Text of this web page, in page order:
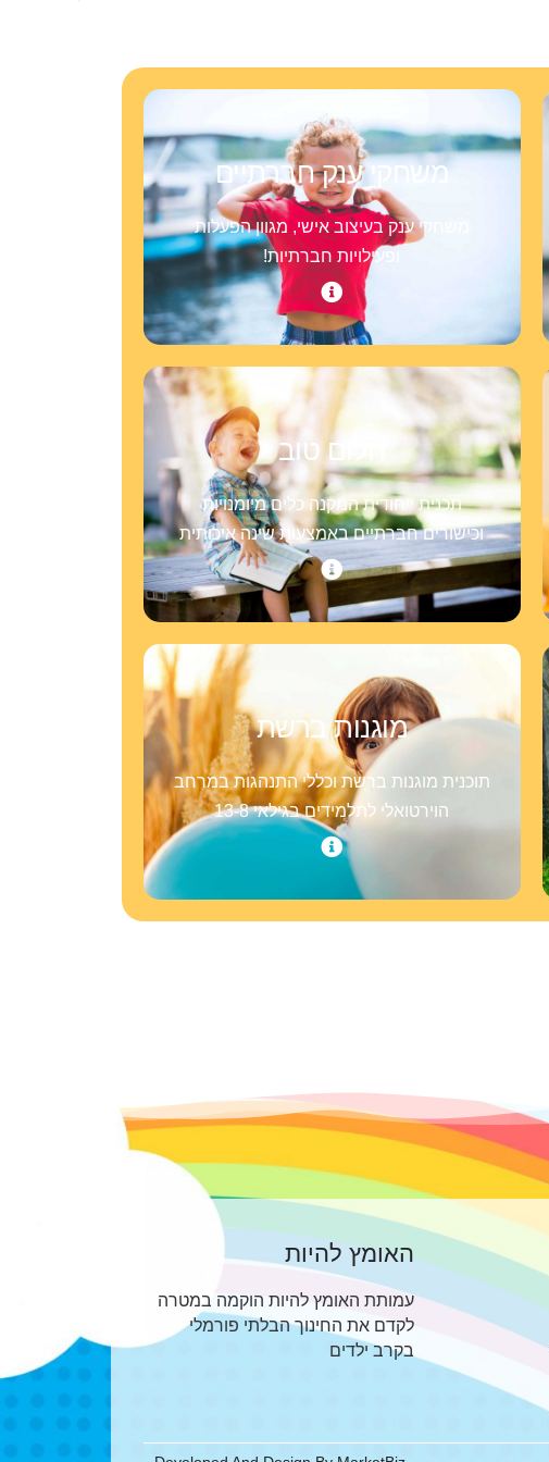
משחקי ענק חברתיים
משחקי ענק בעיצוב אישי, מגוון הפעלות
ופעילויות חברתיות!
חלום טוב
תכנית ייחודית המקנה כלים מיומנויות
וכישורים חברתיים באמצעות שינה איכותית
מוגנות ברשת
תוכנית מוגנות ברשת וכללי התנהגות במרחב
הוירטואלי לתלמידים בגילאי 13-8
האומץ להיות
עמותת האומץ להיות הוקמה במטרה
לקדם את החינוך הבלתי פורמלי
בקרב ילדים